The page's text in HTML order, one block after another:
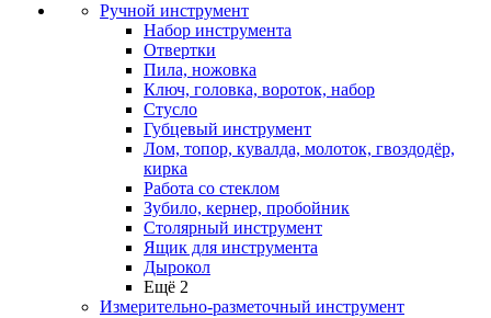
Ручной инструмент
Набор инструмента
Отвертки
Пила, ножовка
Ключ, головка, вороток, набор
Стусло
Губцевый инструмент
Лом, топор, кувалда, молоток, гвоздодёр,
кирка
Работа со стеклом
Зубило, кернер, пробойник
Столярный инструмент
Ящик для инструмента
Дырокол
Ещё 2
Измерительно-разметочный инструмент